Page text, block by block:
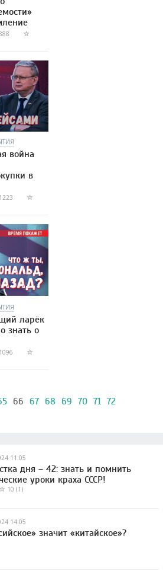
война
в
1223
ларёк
знать о
1096
66 67 68 69 70 71 72
11:05
дня – 42: знать и помнить
уроки краха СССР!
10 (1)
14:05
значит «китайское»?